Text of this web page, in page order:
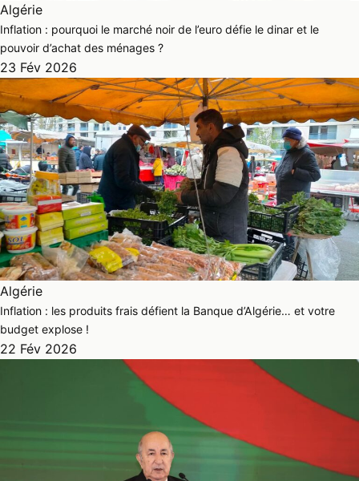
Algérie
Inflation : pourquoi le marché noir de l’euro défie le dinar et le
pouvoir d’achat des ménages ?
23 Fév 2026
Algérie
Inflation : les produits frais défient la Banque d’Algérie… et votre
budget explose !
22 Fév 2026